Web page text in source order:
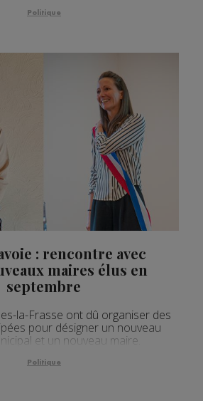
Politique
: rencontre avec
maires élus en
septembre
la-Frasse ont dû organiser des
pour désigner un nouveau
et un nouveau maire.
Politique